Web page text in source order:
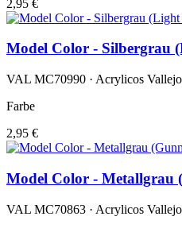
2,95 €
Model Color - Silbergrau
VAL MC70990 · Acrylicos Vallejo
Farbe
2,95 €
Model Color - Metallgrau
VAL MC70863 · Acrylicos Vallejo